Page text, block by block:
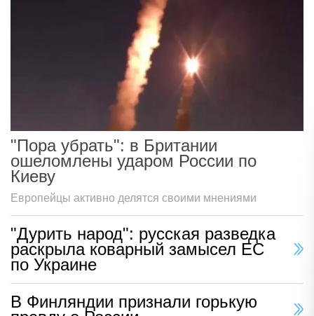
"Пора убрать": в Британии
ошеломлены ударом России по
Киеву
Европейцы активно делятся своими мнениями
"Дурить народ": русская разведка
раскрыла коварный замысел ЕС
по Украине
В Финляндии признали горькую